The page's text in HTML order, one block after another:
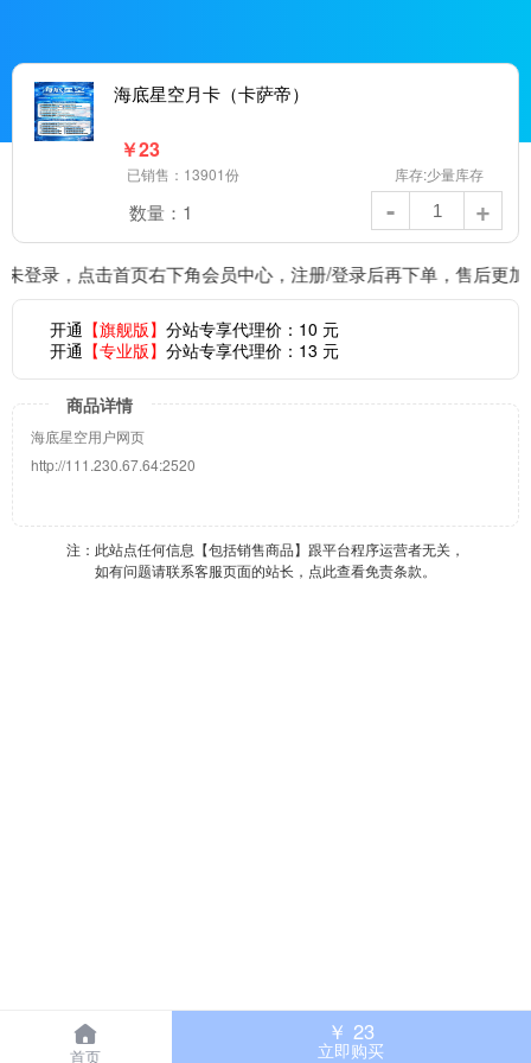
海底星空月卡（卡萨帝）
￥23
已销售：13901份 库存:少量库存
数量： 1 - +
登录，点击首页右下角会员中心，注册/登录后再下单，售后更加
开通 【旗舰版】 分站专享代理价： 10 元
开通 【专业版】 分站专享代理价： 13 元
商品详情
海底星空用户网页
http://111.230.67.64:2520
注：此站点任何信息【包括销售商品】跟平台程序运营者无关，
如有问题请联系客服页面的站长，点此查看免责条款。
首页
￥23
立即购买